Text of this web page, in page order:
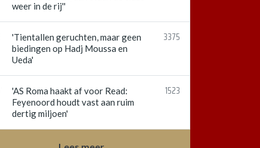
weer in de rij''
'Tientallen geruchten, maar geen
biedingen op Hadj Moussa en
Ueda'
3375
'AS Roma haakt af voor Read:
Feyenoord houdt vast aan ruim
dertig miljoen'
1523